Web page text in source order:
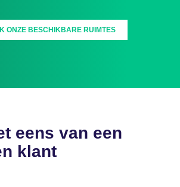
ONZE BESCHIKBARE RUIMTES
eens van een
klant